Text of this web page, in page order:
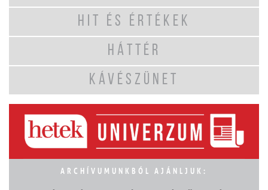
HIT ÉS ÉRTÉKEK
HÁTTÉR
KÁVÉSZÜNET
ARCHÍVUMUNKBÓL AJÁNLJUK: